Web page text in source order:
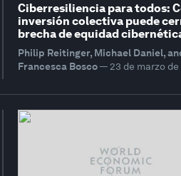
Ciberresiliencia para todos:
inversión colectiva puede
brecha de equidad
Philip Reitinger, Michael Daniel,
Francesca Bosco— 23 de marzo